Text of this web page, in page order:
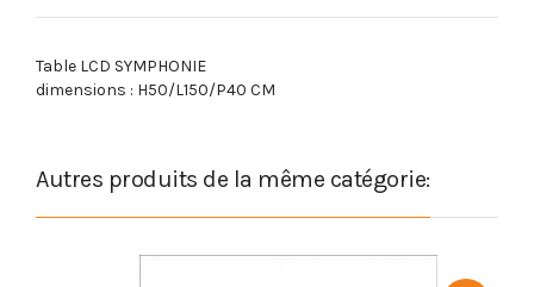
Table LCD SYMPHONIE
dimensions : H50/L150/P40 CM
Autres produits de la même catégorie: